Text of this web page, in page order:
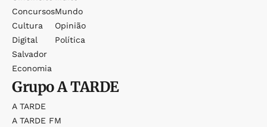
Concursos
Cultura
Digital
Salvador
Economia
Mundo
Opinião
Política
GrupoA TARDE
A TARDE
A TARDE FM